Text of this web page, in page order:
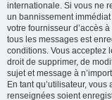
internationale. Si vous ne
un bannissement
votre fournisseur d’accès
tous les messages est
conditions. Vous acceptez
droit de supprimer, de
sujet et message à
En tant qu’utilisateur,
renseignées soient